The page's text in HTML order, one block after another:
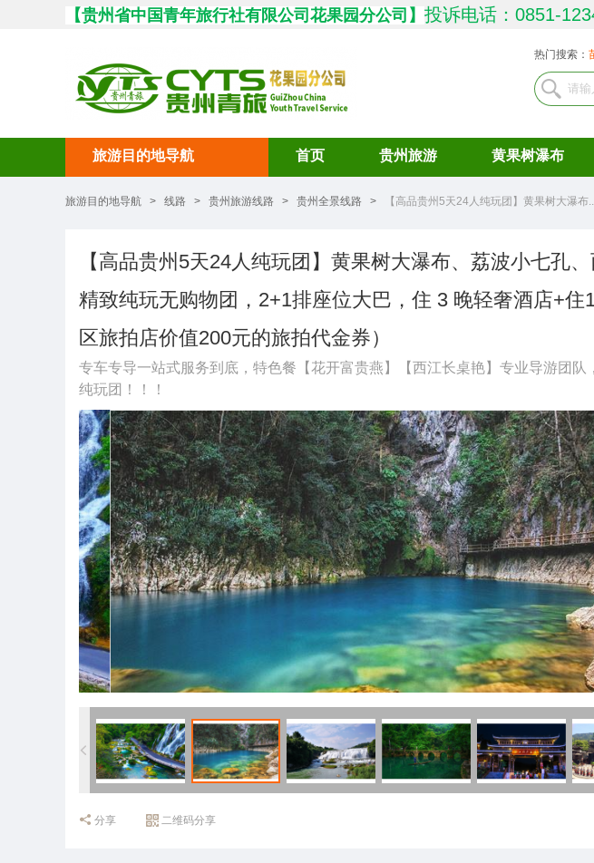
【贵州省中国青年旅行社有限公司花果园分公司 】 投诉电话：0851-
热门搜索：
旅游目的地导航 首页 贵州旅游 黄果树瀑布
旅游目的地导航 > 线路 > 贵州旅游线路 > 贵州全景线路 > 【高品贵州5天24人纯玩团】黄果树大瀑布
【高品贵州5天24人纯玩团】黄果树大瀑布、荔波小七孔
精致纯玩无购物团，2+1排座位大巴，住 3 晚轻奢酒店+
区旅拍店价值200元的旅拍代金券）
专车专导一站式服务到底，特色餐【花开富贵燕】【西江长桌艳】专业导游团
纯玩团！！！
分享 二维码分享